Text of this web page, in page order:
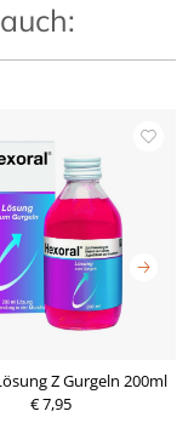
Z Gurgeln 200ml
€ 7,95